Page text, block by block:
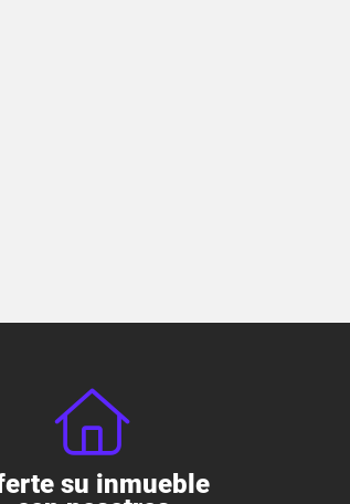
su inmueble